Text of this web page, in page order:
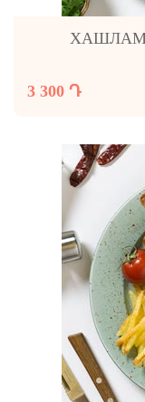
3 300 Դ